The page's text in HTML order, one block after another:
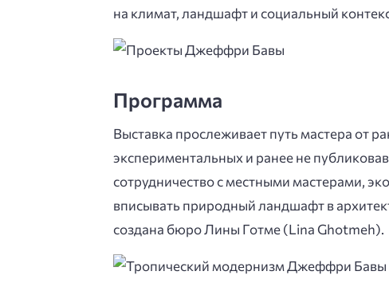
на климат, ландшафт и социальный
Программа
Выставка прослеживает путь мастера от
экспериментальных и ранее не
сотрудничество с местными мастерами,
вписывать природный ландшафт в
создана бюро Лины Готме (Lina Ghotmeh).